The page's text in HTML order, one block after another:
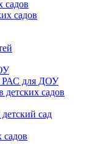
садов
садов
РАС для ДОУ
детских садов
сад
садов